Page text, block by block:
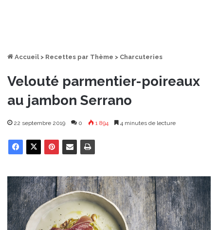
Accueil > Recettes par Thème > Charcuteries
Velouté parmentier-poireaux
au jambon Serrano
22 septembre 2019 0 1 894 4 minutes de lecture